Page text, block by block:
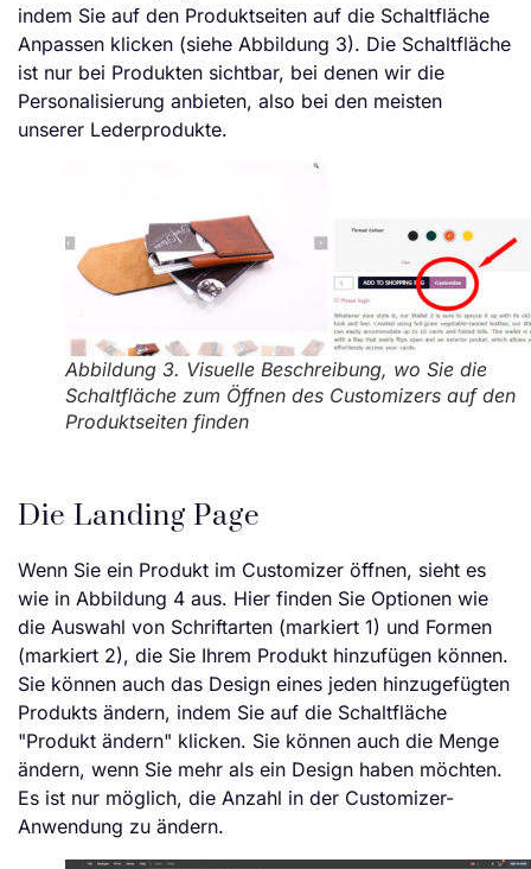
indem Sie auf den Produktseiten auf die Schaltfläche
Anpassen klicken (siehe Abbildung 3). Die Schaltfläche
ist nur bei Produkten sichtbar, bei denen wir die
Personalisierung anbieten, also bei den meisten
unserer Lederprodukte.
Abbildung 3. Visuelle Beschreibung, wo Sie die
Schaltfläche zum Öffnen des Customizers auf den
Produktseiten finden
Die Landing Page
Wenn Sie ein Produkt im Customizer öffnen, sieht es
wie in Abbildung 4 aus. Hier finden Sie Optionen wie
die Auswahl von Schriftarten (markiert 1) und Formen
(markiert 2), die Sie Ihrem Produkt hinzufügen können.
Sie können auch das Design eines jeden hinzugefügten
Produkts ändern, indem Sie auf die Schaltfläche
"Produkt ändern" klicken. Sie können auch die Menge
ändern, wenn Sie mehr als ein Design haben möchten.
Es ist nur möglich, die Anzahl in der Customizer-
Anwendung zu ändern.